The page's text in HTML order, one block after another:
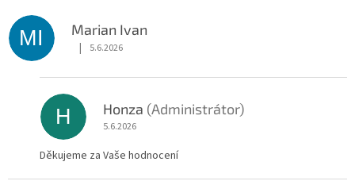
MI Marian Ivan
Hodnocení obchodu je 5 z 5 hvězdiček.
| 5.6.2026
H Honza (Administrátor)
5.6.2026
Děkujeme za Vaše hodnocení